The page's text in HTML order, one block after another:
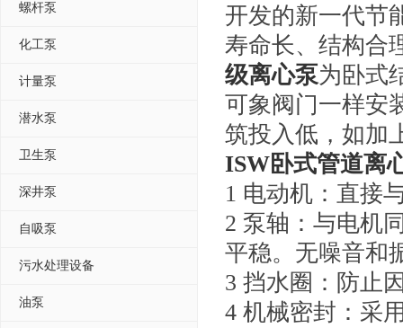
螺杆泵
化工泵
计量泵
潜水泵
卫生泵
深井泵
自吸泵
污水处理设备
油泵
开发的新一代节
寿命长、结构合
级离心泵为卧式
可象阀门一样安
筑投入低，如加
ISW卧式管道离
1 电动机：直接
2 泵轴：与电机
平稳。无噪音和
3 挡水圈：防止
4 机械密封：采